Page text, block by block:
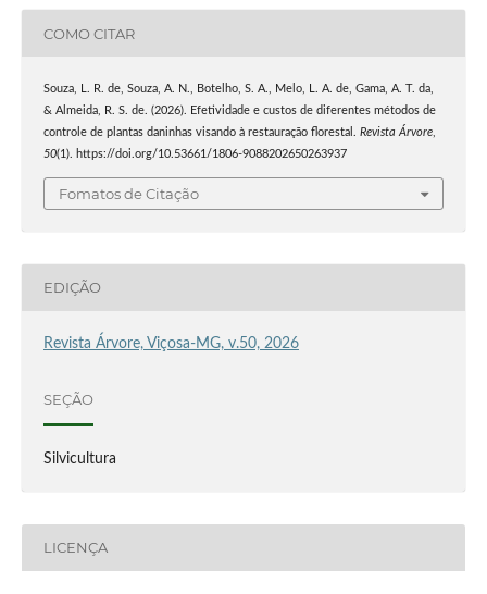
COMO CITAR
Souza, L. R. de, Souza, A. N., Botelho, S. A., Melo, L. A. de, Gama, A. T. da,
& Almeida, R. S. de. (2026). Efetividade e custos de diferentes métodos de
controle de plantas daninhas visando à restauração florestal. Revista Árvore,
50(1). https://doi.org/10.53661/1806-9088202650263937
Fomatos de Citação
EDIÇÃO
Revista Árvore, Viçosa-MG, v.50, 2026
SEÇÃO
Silvicultura
LICENÇA